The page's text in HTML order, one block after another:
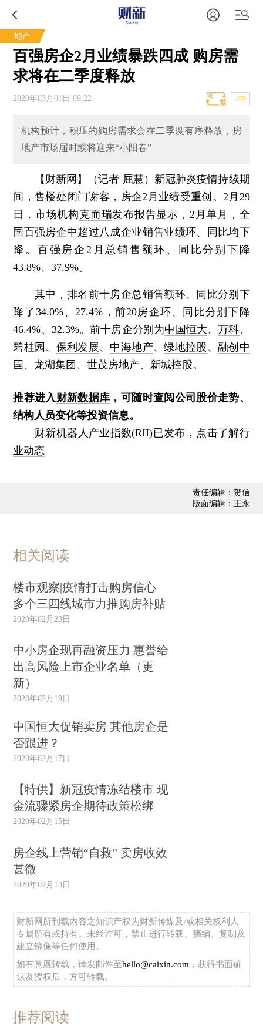
地产
百强房企2月业绩暴跌四成 购房需
求将在二季度释放
2020年03月01日 09:22 T中
机构预计，积压的购房需求会在二季度有序释放，房
地产市场届时或将迎来“小阳春”
【财新网】（记者 屈慧） 新冠肺炎疫情持续期
间，售楼处闭门谢客，房企2月业绩受重创。2月29
日，市场机构克而瑞发布报告显示，2月单月，全
国百强房企中超过八成企业销售业绩环、同比均下
降。百强房企2月总销售额环、同比分别下降
43.8%、37.9%。
其中，排名前十房企总销售额环、同比分别下
降了34.0%、27.4%，前20房企环、同比分别下降
46.4%、32.3%。前十房企分别为中国恒大、万科、
碧桂园、 保利发展、 中海地产、绿地控股 、 融创中
国 、龙湖集团、世茂房地产、 新城控股。
推荐进入 财新数据库 ，可随时查阅公司股价走势、
结构人员变化等投资信息。
财新机器人产业指数(RII)已发布， 点击了解行
业动态
责任编辑：贺信
版面编辑：王永
相关阅读
楼市观察|疫情打击购房信心
多个三四线城市力推购房补贴
2020年02月23日
中小房企现再融资压力 惠誉给
出高风险上市企业名单（更
新）
2020年02月19日
中国恒大促销卖房 其他房企是
否跟进？
2020年02月17日
【特供】新冠疫情冻结楼市 现
金流骤紧房企期待政策松绑
2020年02月15日
房企线上营销“自救” 卖房收效
甚微
2020年02月13日
财新网所刊载内容之知识产权为财新传媒及/或相关权利人
专属所有或持有。未经许可，禁止进行转载、摘编、复制及
建立镜像等任何使用。
如有意愿转载，请发邮件至hello@caixin.com ，获得书面确
认及授权后，方可转载。
推荐阅读